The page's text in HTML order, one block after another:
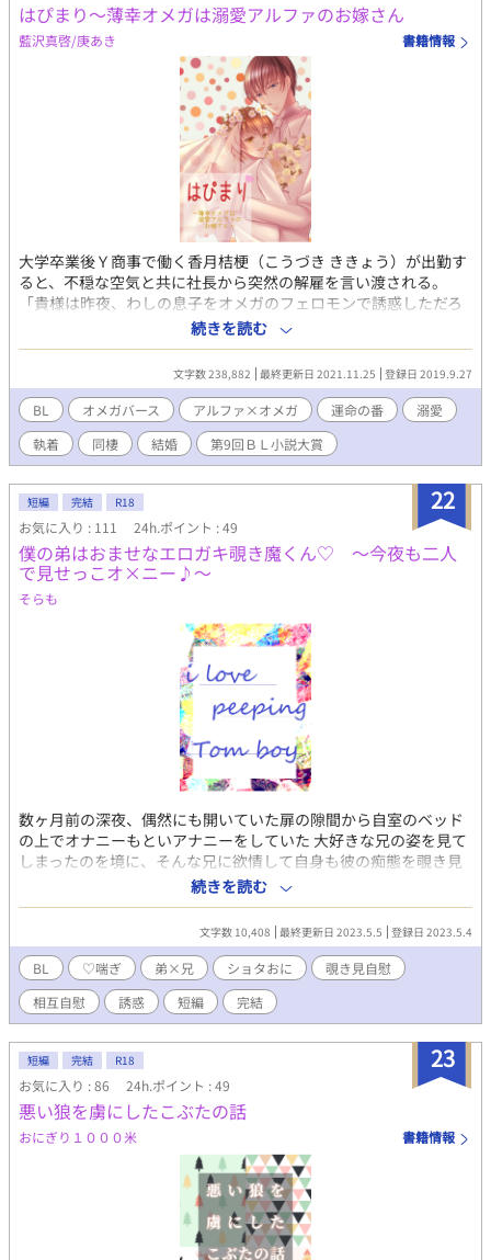
はぴまり～薄幸オメガは溺愛アルファのお嫁さん
藍沢真啓/庚あき 書籍情報
大学卒業後Ｙ商事で働く香月桔梗（こうづき ききょう）が出勤す
ると、不穏な空気と共に社長から突然の解雇を言い渡される。
「貴様は昨夜、わしの息子をオメガのフェロモンで誘惑しただろ
う！」と。 呆然とするまま会社を出た途端、突然の発情《ヒー
ト》に襲われる。パニックになった桔梗は徒歩での帰宅を決めた
ものの、途中でゲリラ豪雨に見舞われてしまう。 そこで偶然見つ
けたカフェ＆バー『ｌａ ｍａｉｓｏｎ』のオーナー寒川玲司
（さむかわ れいじ）に助けられたが彼はアルファで、桔梗の発情
《ヒート》の影響を受け発情《ラット》してしまう。 そして、合
意のないまま桔梗に番の契約をしてしまい── 孤独に生きてきた
アルファとオメガの幸せになる為の物語。 壮絶な過去を持つ腹黒
アルファ×孤独に生きてきた薄幸オメガ ※オメガバースの設定を
お借りしています。また、独自設定もありますので、苦手な方は
ご注意を。 また、Rシーンの回には＊を表示します。 また他サ
イトでも公開中です。
続きを読む
文字数 238,882 最終更新日 2021.11.25 登録日 2019.9.27
BL オメガバース アルファ×オメガ 運命の番
溺愛
執着
同棲 結婚 第9回ＢＬ小説大賞
22
短編 完結 R18
お気に入り : 111 24h.ポイント : 49
僕の弟はおませなエロガキ覗き魔くん♡ ～今夜も二人
で見せっこオ×ニー♪～
そらも
数ヶ月前の深夜、偶然にも開いていた扉の隙間から自室のベッド
の上でオナニーもといアナニーをしていた 大好きな兄の姿を見て
しまったのを境に、そんな兄に欲情して自身も彼の痴態を覗き見
ながら日常的にオナニーをするようになっちゃったエロガキ覗き
魔くんな小学６年生の弟くんと、 大好きな弟に欲情され自分を
『オカズ』に日夜オナニーをされていることに強い快感と激しい
喜びを覚え、だんだんと弟に見せつけるみたいな大胆誘惑オナニ
ーを積極的にするようになっちゃったどスケベなお兄ちゃんの兄
弟話♡ お兄ちゃんはすべてに気づきいやらしくも笑みをこぼして
いますが、弟くんはお兄ちゃんにバレバレなのにはまったく気づ
いておりません笑♪ 見せっこオナニーをしているだけで実際の本
番行為はなく、且つ実の兄弟で小学生×大学生のショタおにモノ
となっておりますので、読む際はどうぞご注意を！ あと作中でち
ゃんと出ていませんが、一応二人のお名前はこんな感じでござい
ます↓ 沢野知弦（さわのちづる）：現在大学１年生の十九歳 沢野
知榎（さわのちか） ：現在小学６年生の十一歳 ※ R-18エロ
もので、♡（ハート）喘ぎ満載です。 ※ 素敵な表紙は、pixiv小
説用フリー素材にて、『やまなし』様からお借りしました。あり
続きを読む
文字数 10,408 最終更新日 2023.5.5 登録日 2023.5.4
BL ♡喘ぎ 弟×兄 ショタおに
覗き見自慰
相互自慰
誘惑 短編 完結
23
短編 完結 R18
お気に入り : 86 24h.ポイント : 49
悪い狼を虜にしたこぶたの話
おにぎり１０００米 書籍情報